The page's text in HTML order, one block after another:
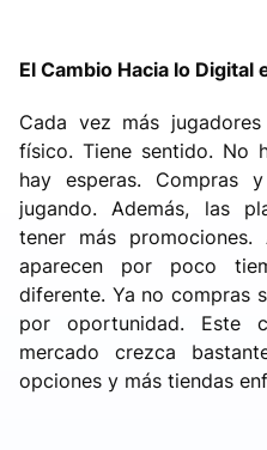
El Cambio Hacia lo Digital
Cada vez más
físico. Tiene sentido. No
hay esperas. Compras
jugando. Además, las
tener más
aparecen por poco
diferente. Ya no compras
por oportunidad. Este
mercado crezca
opciones y más tiendas